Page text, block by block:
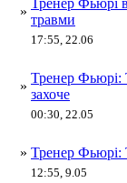
»
травми
17:55, 22.06
»
Тренер Фьюрі:
захоче
00:30, 22.05
» Тренер Фьюрі:
12:55, 9.05